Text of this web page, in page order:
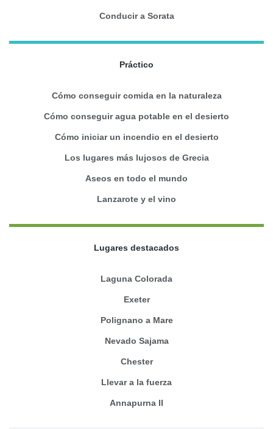
Conducir a Sorata
Práctico
Cómo conseguir comida en la naturaleza
Cómo conseguir agua potable en el desierto
Cómo iniciar un incendio en el desierto
Los lugares más lujosos de Grecia
Aseos en todo el mundo
Lanzarote y el vino
Lugares destacados
Laguna Colorada
Exeter
Polignano a Mare
Nevado Sajama
Chester
Llevar a la fuerza
Annapurna II